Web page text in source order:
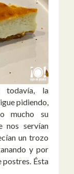
todavía, la
pidiendo,
mucho su
nos servían
un trozo
y por
postres. Ésta